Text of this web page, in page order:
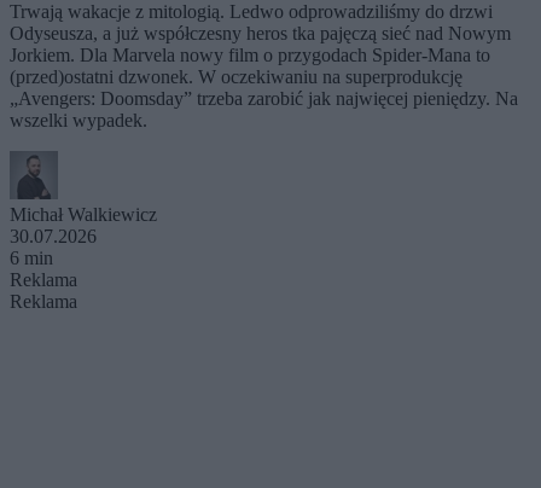
Trwają wakacje z mitologią. Ledwo odprowadziliśmy do drzwi
Odyseusza, a już współczesny heros tka pajęczą sieć nad Nowym
Jorkiem. Dla Marvela nowy film o przygodach Spider-Mana to
(przed)ostatni dzwonek. W oczekiwaniu na superprodukcję
„Avengers: Doomsday” trzeba zarobić jak najwięcej pieniędzy. Na
wszelki wypadek.
Michał Walkiewicz
30.07.2026
6 min
Reklama
Reklama